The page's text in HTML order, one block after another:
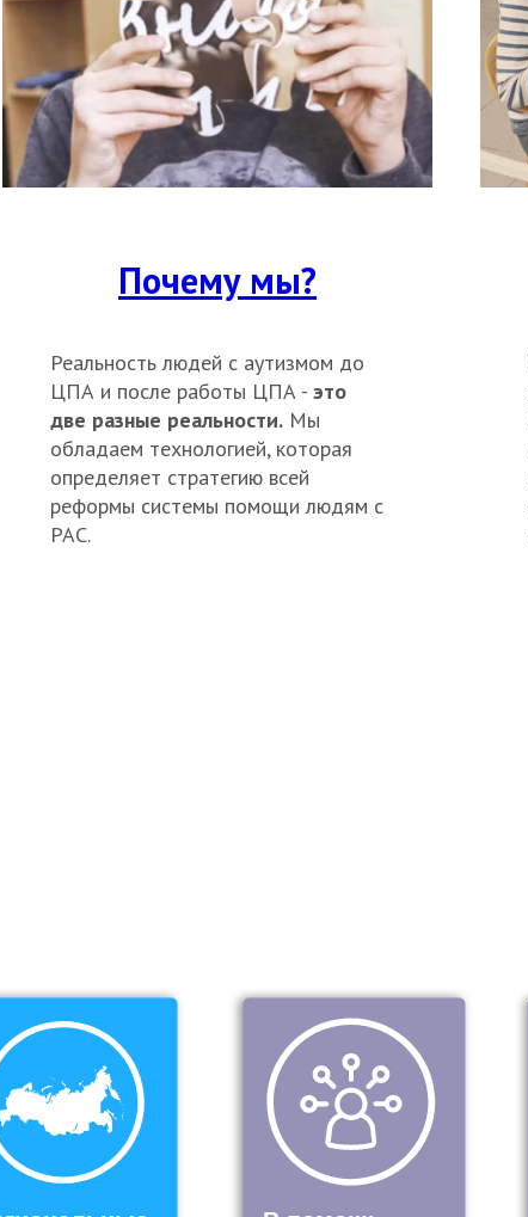
Почему мы?
Реальность людей с аутизмом до
ЦПА и после работы ЦПА - это
две разные реальности. Мы
обладаем технологией, которая
определяет стратегию всей
реформы системы помощи людям с
РАС.